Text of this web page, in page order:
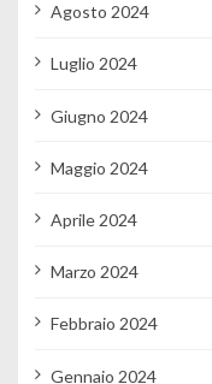
Agosto 2024
Luglio 2024
Giugno 2024
Maggio 2024
Aprile 2024
Marzo 2024
Febbraio 2024
Gennaio 2024